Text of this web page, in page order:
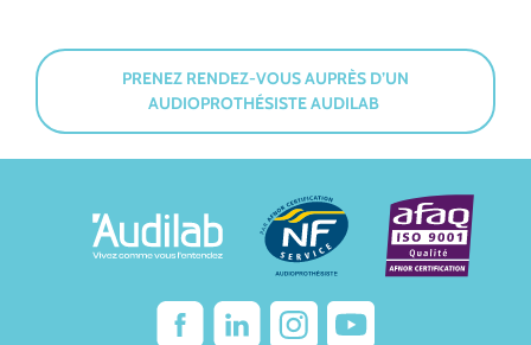
PRENEZ RENDEZ-VOUS AUPRÈS D’UN
AUDIOPROTHÉSISTE AUDILAB